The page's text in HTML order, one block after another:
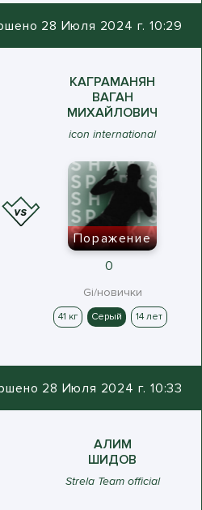
28 Июля 2024 г. 10:29
КАГРАМАНЯН
ВАГАН
МИХАЙЛОВИЧ
icon international
Поражение
0
Gi/новички
41 кг Серый 14 лет
28 Июля 2024 г. 10:33
АЛИМ
ШИДОВ
Strela Team official